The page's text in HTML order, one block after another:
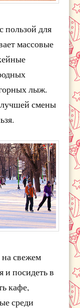
пользой для
массовые
лыж.
смены
свежем
и посидеть в
кафе,
среди